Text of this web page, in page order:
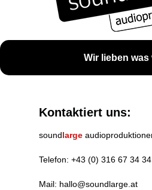
Wir lieben was
Kontaktiert uns:
soundlarge
Telefon: +43 (0) 316 67 34 34
Mail: hallo@soundlarge.at